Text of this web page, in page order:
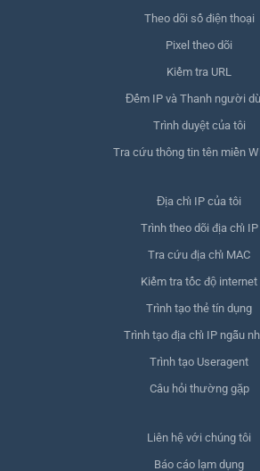
Theo dõi số điện thoại
Pixel theo dõi
Kiểm tra URL
Đếm IP và Thanh người
Trình duyệt của tôi
Tra cứu thông tin tên miền
Địa chỉ IP của tôi
Trình theo dõi địa chỉ IP
Tra cứu địa chỉ MAC
Kiểm tra tốc độ internet
Trình tạo thẻ tín dụng
Trình tạo địa chỉ IP ngẫu
Trình tạo Useragent
Câu hỏi thường gặp
Liên hệ với chúng tôi
Báo cáo lạm dụng